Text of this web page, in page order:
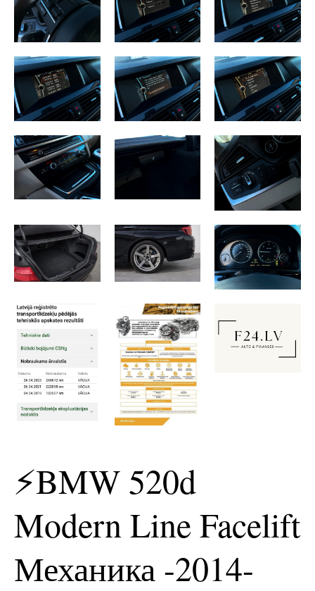
⚡️BMW 520d
Modern Line Facelift
Механика -2014-